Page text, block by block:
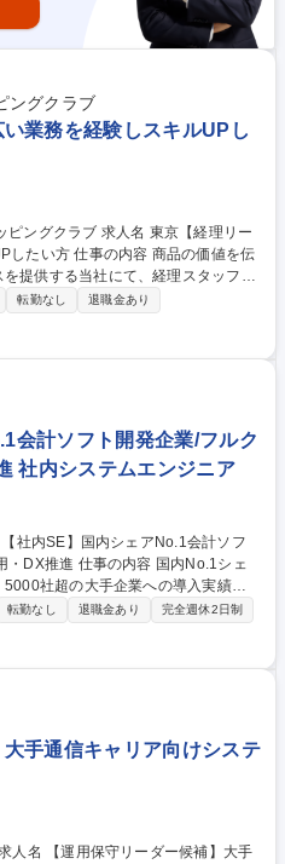
ングクラブ
業務を経験しスキルUPし
名 東京【経理リー
商品の価値を伝
提供する当社にて、経理スタッフを
、以下の業務をご担当いただきま
助業務 ◆年次・・・年次決算補助
務 等 将来的には、マネジメント業
やる気次第でキャリアアップできる
転勤なし
退職金あり
会計ソフト開発企業/フルク
社内システムエンジニア
容 国内No.1シェ
社超の大手企業への導入実績を
プレベルのノウハウを保有。フルク
の研修制度も充実！ ■DX企画/
/テクノロジー活用検証 ■社内ヘルプ
い合わせ、申請対応 ■社内基幹システ
インフラの最適化対応：サーバー・
ップやコスト最適化のための企画立
ラの刷新、サーバ・ネットワーク導入
会計ソフト開発企業/フルクラウド環
転勤なし 退職金あり
完全週休2日制
大手通信キャリア向けシステ